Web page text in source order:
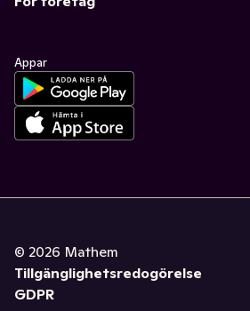
Appar
© 2026 Mathem
Tillgänglighetsredogörelse
GDPR